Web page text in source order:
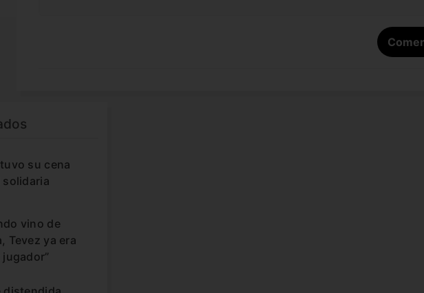
su cena
solidaria
vino de
Tevez ya era